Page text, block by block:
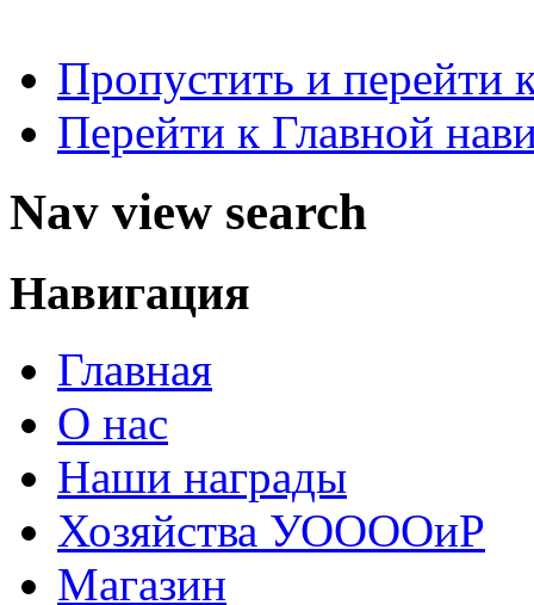
Пропустить и перейти
Перейти к Главной
Nav view search
Навигация
Главная
О нас
Наши награды
Хозяйства УООООиР
Магазин